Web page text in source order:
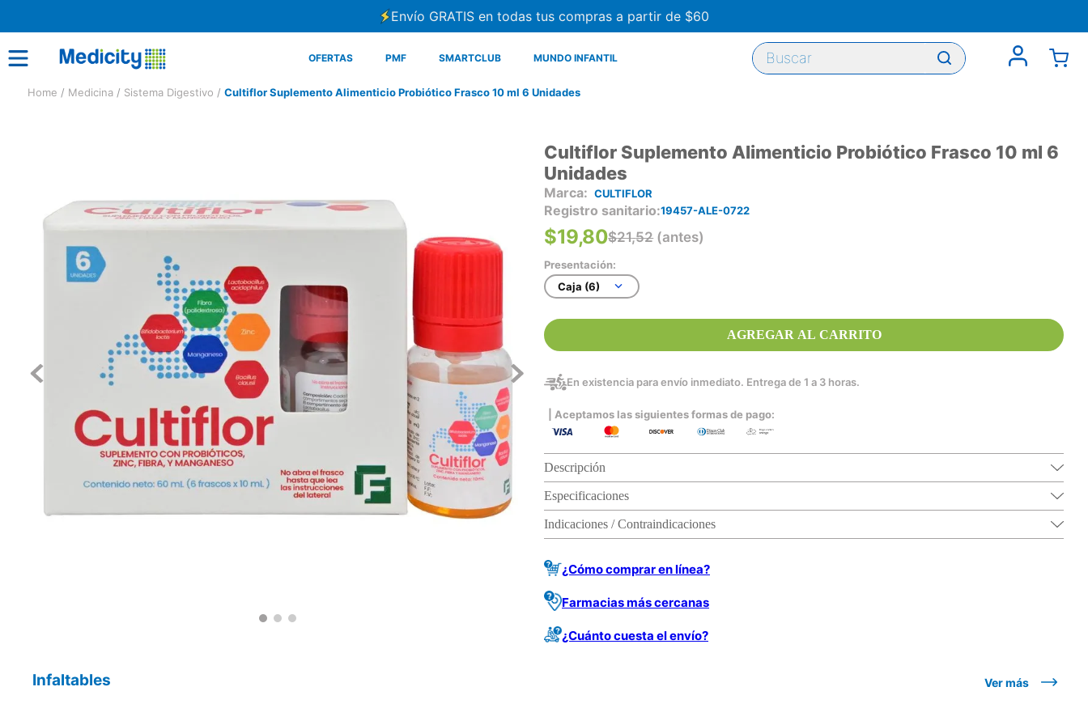
Envío GRATIS en todas tus compras a partir de $60
OFERTAS PMF SMARTCLUB MUNDO INFANTIL
Buscar
Medicina Sistema Digestivo Cultiflor Suplemento Alimenticio Probiótico Frasco 10 ml 6 Unidades
Cultiflor Suplemento Alimenticio Probiótico Frasco 10 ml 6
Unidades
CULTIFLOR
Registro sanitario 19457-ALE-0722
$21,52 (antes)
$19,80
Presentación:
Caja (6)
AGREGAR AL CARRITO
En existencia para envío inmediato. Entrega de 1 a 3 horas.
| Aceptamos las siguientes formas de pago:
Descripción
Especificaciones
Indicaciones / Contraindicaciones
¿Cómo comprar en línea?
Farmacias más cercanas
¿Cuánto cuesta el envío?
Infaltables Ver más